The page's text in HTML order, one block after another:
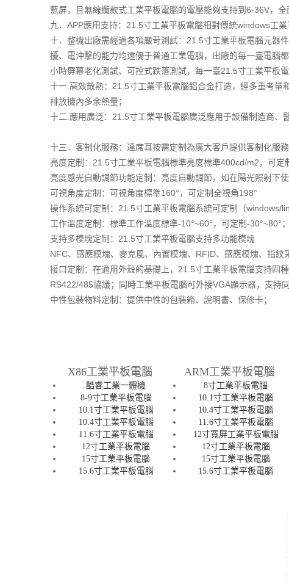
藍屏，且無線纜款式工業平板電腦的電壓能夠支持到6-36V，全
九．APP應用支持：21.5寸工業平板電腦相對傳統windows工
十．整機出廠需經過各項嚴苛測試：21.5寸工業平板電腦元器
擾、電沖擊的能力均遠優于普通工業電腦，出廠的每一臺電腦
小時屏幕老化測試、可控式跌落測試，每一臺21.5寸工業平板
十一.高效散熱：21.5寸工業平板電腦鋁合金打造，經多重考
排放機內多余熱量；
十二.應用廣泛：21.5寸工業平板電腦廣泛應用于設備制造商、
十三．客制化服務：達席耳按需定制為廣大客戶提供客制化服
亮度定制：21.5寸工業平板電腦標準亮度標準400cd/m2，可定
亮度感光自動調節功能定制：亮度自動調節，如在陽光照射下
可視角度定制：可視角度標準160°，可定制全視角198°
操作系統可定制：21.5寸工業平板電腦系統可定制（windows/
工作溫度定制：標準工作溫度標準-10°~60°，可定制-30°~80°；
支持多模塊定制：21.5寸工業平板電腦支持多功能模塊
NFC、感應模塊、麥克風、內置模塊、RFID、感應模塊、指
接口定制：在通用外殼的基礎上，21.5寸工業平板電腦支持四
RS422/485協議；同時工業平板電腦可外接VGA顯示器，支持
中性包裝物料定制：提供中性的包裝箱、說明書、保修卡；
X86工業平板電腦
酷睿工業一體機
8-9寸工業平板電腦
10.1寸工業平板電腦
10.4寸工業平板電腦
11.6寸工業平板電腦
12寸工業平板電腦
15寸工業平板電腦
15.6寸工業平板電腦
ARM工業平板電腦
8寸工業平板電腦
10.1寸工業平板電腦
10.4寸工業平板電腦
11.6寸工業平板電腦
12寸寬屏工業平板電腦
12寸工業平板電腦
15寸工業平板電腦
15.6寸工業平板電腦